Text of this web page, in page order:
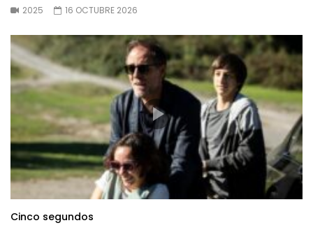
2025 16 OCTUBRE 2026
Cinco segundos